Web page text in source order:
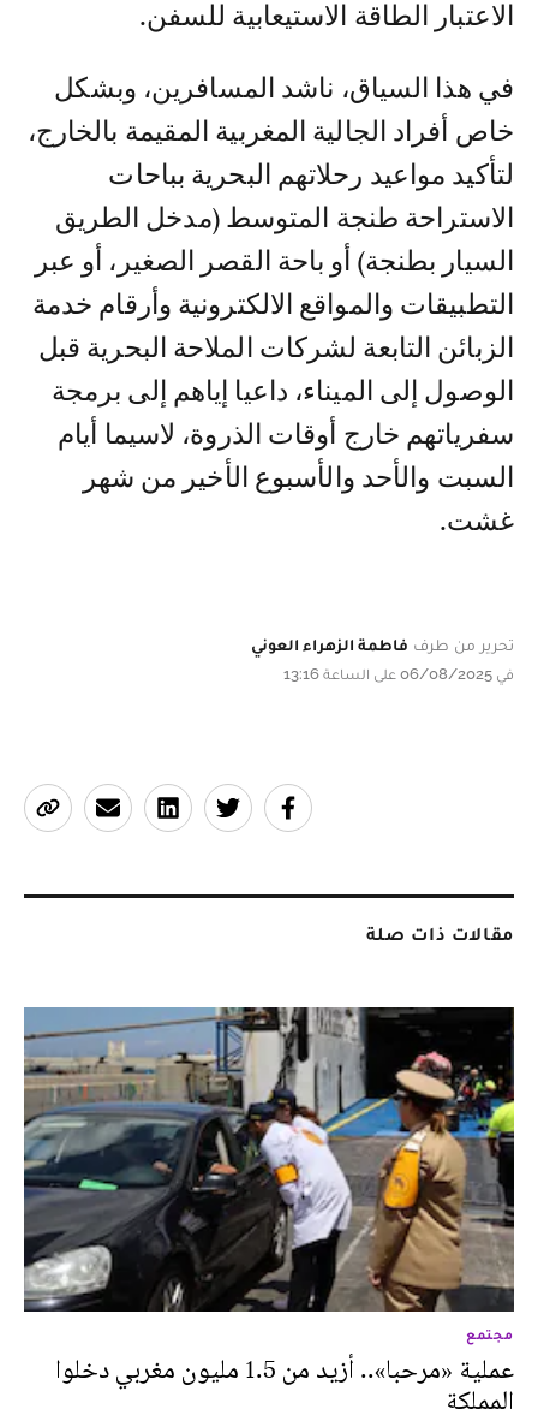
الاعتبار الطاقة الاستيعابية للسفن.
في هذا السياق، ناشد المسافرين، وبشكل
خاص أفراد الجالية المغربية المقيمة بالخارج،
لتأكيد مواعيد رحلاتهم البحرية بباحات
الاستراحة طنجة المتوسط (مدخل الطريق
السيار بطنجة) أو باحة القصر الصغير، أو عبر
التطبيقات والمواقع الالكترونية وأرقام خدمة
الزبائن التابعة لشركات الملاحة البحرية قبل
الوصول إلى الميناء، داعيا إياهم إلى برمجة
سفرياتهم خارج أوقات الذروة، لاسيما أيام
السبت والأحد والأسبوع الأخير من شهر
غشت.
تحرير من طرف فاطمة الزهراء العوني
في 06/08/2025 على الساعة 13:16
مقالات ذات صلة
مجتمع
عملية «مرحبا».. أزيد من 1.5 مليون مغربي دخلوا
المملكة